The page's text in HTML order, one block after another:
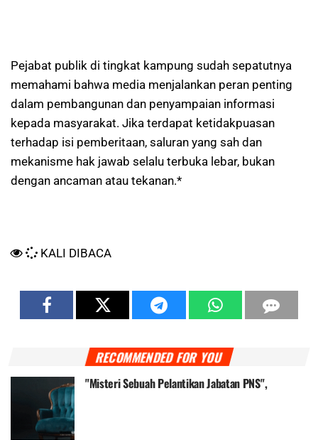
Pejabat publik di tingkat kampung sudah sepatutnya
memahami bahwa media menjalankan peran penting
dalam pembangunan dan penyampaian informasi
kepada masyarakat. Jika terdapat ketidakpuasan
terhadap isi pemberitaan, saluran yang sah dan
mekanisme hak jawab selalu terbuka lebar, bukan
dengan ancaman atau tekanan.*
KALI DIBACA
RECOMMENDED FOR YOU
"Misteri Sebuah Pelantikan Jabatan PNS",